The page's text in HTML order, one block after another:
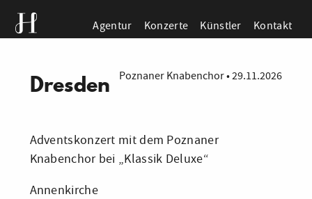
Agentur Konzerte Künstler Kontakt
Dresden Poznaner Knabenchor•29.11.2026
Adventskonzert mit dem Poznaner
Knabenchor bei „Klassik Deluxe“
Annenkirche